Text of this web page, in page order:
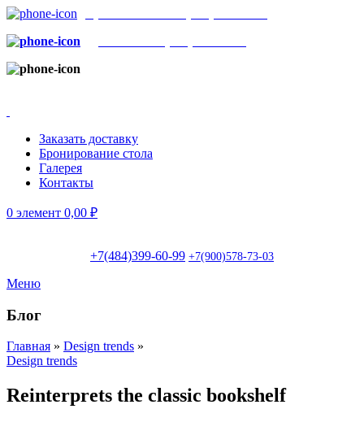
Заказать доставку
Бронирование стола
Галерея
Контакты
0 элемент 0,00 ₽
+7(484)399-60-99 +7(900)578-73-03
Меню
Блог
Главная » Design trends »
Design trends
Reinterprets the classic bookshelf